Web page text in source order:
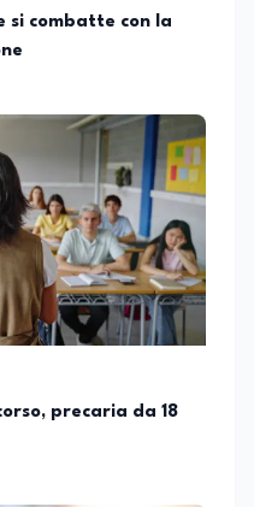
si combatte con la
precaria da 18